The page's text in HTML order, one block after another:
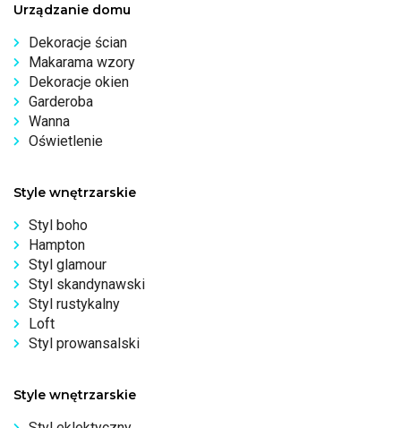
Urządzanie domu
Dekoracje ścian
Makarama wzory
Dekoracje okien
Garderoba
Wanna
Oświetlenie
Style wnętrzarskie
Styl boho
Hampton
Styl glamour
Styl skandynawski
Styl rustykalny
Loft
Styl prowansalski
Style wnętrzarskie